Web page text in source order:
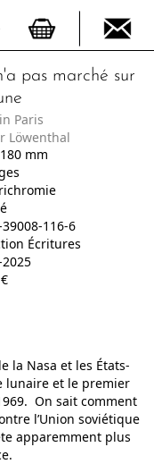
pas marché sur
Paris
Löwenthal
180mm
116-6
Écritures
la Nasa et les États-
lunaire et le premier
On sait comment
l’Union soviétique
apparemment plus